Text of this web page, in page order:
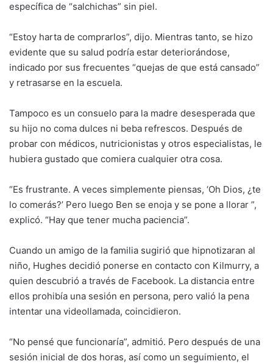
específica de “salchichas” sin piel.
“Estoy harta de comprarlos”, dijo. Mientras tanto, se hizo
evidente que su salud podría estar deteriorándose,
indicado por sus frecuentes “quejas de que está cansado”
y retrasarse en la escuela.
Tampoco es un consuelo para la madre desesperada que
su hijo no coma dulces ni beba refrescos. Después de
probar con médicos, nutricionistas y otros especialistas, le
hubiera gustado que comiera cualquier otra cosa.
“Es frustrante. A veces simplemente piensas, ‘Oh Dios, ¿te
lo comerás?’ Pero luego Ben se enoja y se pone a llorar ”,
explicó. “Hay que tener mucha paciencia”.
Cuando un amigo de la familia sugirió que hipnotizaran al
niño, Hughes decidió ponerse en contacto con Kilmurry, a
quien descubrió a través de Facebook. La distancia entre
ellos prohibía una sesión en persona, pero valió la pena
intentar una videollamada, coincidieron.
“No pensé que funcionaría”, admitió. Pero después de una
sesión inicial de dos horas, así como un seguimiento, el